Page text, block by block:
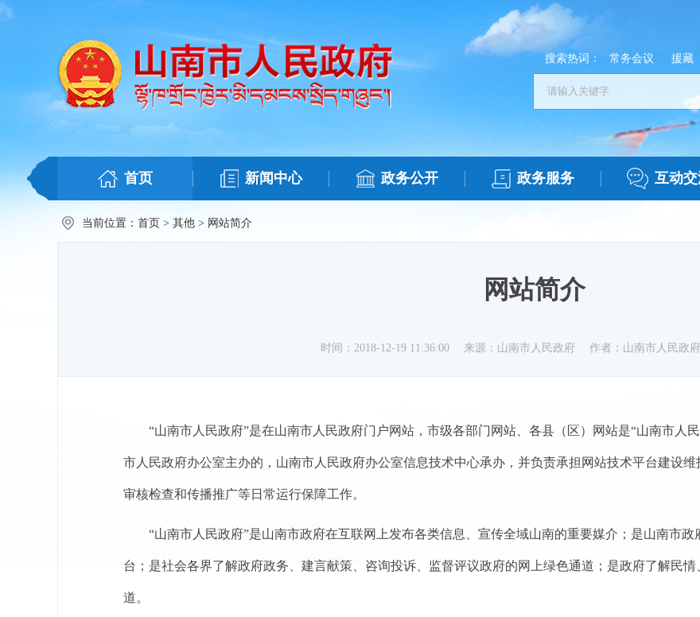
搜索热词： 常务会议 援藏
首页 新闻中心 政务公开 政务服务 互动
当前位置： 首页 > 其他 > 网站简介
网站简介
时间：2018-12-19 11:36:00 来源：山南市人民政府 作者：山南市人民政
“山南市人民政府”是在山南市人民政府门户网站，市级各部门网站、各县（区）网站是“山南市人
市人民政府办公室主办的，山南市人民政府办公室信息技术中心承办，并负责承担网站技术平台建设维
审核检查和传播推广等日常运行保障工作。
“山南市人民政府”是山南市政府在互联网上发布各类信息、宣传全域山南的重要媒介；是山南市
台；是社会各界了解政府政务、建言献策、咨询投诉、监督评议政府的网上绿色通道；是政府了解民
道。